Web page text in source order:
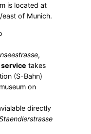
is located at
east of Munich.
,
takes
(S-Bahn)
on
directly